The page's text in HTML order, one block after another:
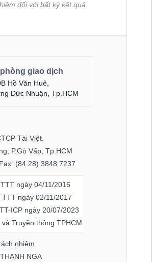
đối với bất kỳ kết quả
giao dịch
Hồ Văn Huê,
Đức Nhuận, Tp.HCM
Tài Việt.
P.Gò Vấp, Tp.HCM
(84.28) 3848 7237
ngày 04/11/2016
ngày 02/11/2017
ICP ngày 20/07/2023
Truyền thông TPHCM
nhiệm
NGA